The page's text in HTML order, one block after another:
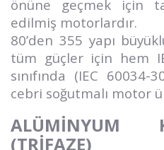
önüne geçmek için
edilmiş motorlardır.
80’den 355 yapı
tüm güçler için hem
sınıfında (IEC
cebri soğutmalı motor
ALÜMİNYUM
(TRİFAZE)